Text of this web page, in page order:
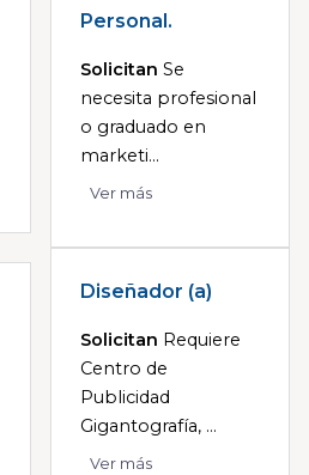
Personal.
Solicitan Se
necesita profesional
o graduado en
marketi...
Ver más
Diseñador (a)
Solicitan Requiere
Centro de
Publicidad
Gigantografía, ...
Ver más